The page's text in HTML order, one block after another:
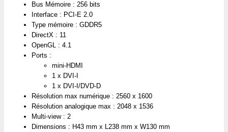
Bus Mémoire : 256 bits
Interface : PCI-E 2.0
Type mémoire : GDDR5
DirectX : 11
OpenGL : 4.1
Ports :
mini-HDMI
1 x DVI-I
1 x DVI-I/DVD-D
Résolution max numérique : 2560 x 1600
Résolution analogique max : 2048 x 1536
Multi-view : 2
Dimensions : H43 mm x L238 mm x W130 mm